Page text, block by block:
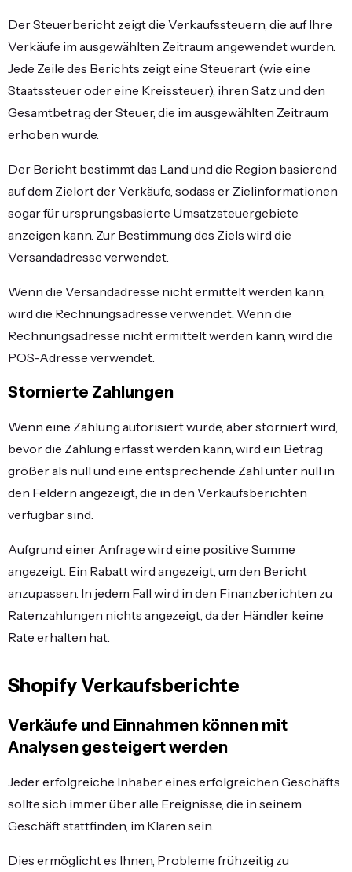
Der Steuerbericht zeigt die Verkaufssteuern, die auf Ihre
Verkäufe im ausgewählten Zeitraum angewendet wurden.
Jede Zeile des Berichts zeigt eine Steuerart (wie eine
Staatssteuer oder eine Kreissteuer), ihren Satz und den
Gesamtbetrag der Steuer, die im ausgewählten Zeitraum
erhoben wurde.
Der Bericht bestimmt das Land und die Region basierend
auf dem Zielort der Verkäufe, sodass er Zielinformationen
sogar für ursprungsbasierte Umsatzsteuergebiete
anzeigen kann. Zur Bestimmung des Ziels wird die
Versandadresse verwendet.
Wenn die Versandadresse nicht ermittelt werden kann,
wird die Rechnungsadresse verwendet. Wenn die
Rechnungsadresse nicht ermittelt werden kann, wird die
POS-Adresse verwendet.
Stornierte Zahlungen
Wenn eine Zahlung autorisiert wurde, aber storniert wird,
bevor die Zahlung erfasst werden kann, wird ein Betrag
größer als null und eine entsprechende Zahl unter null in
den Feldern angezeigt, die in den Verkaufsberichten
verfügbar sind.
Aufgrund einer Anfrage wird eine positive Summe
angezeigt. Ein Rabatt wird angezeigt, um den Bericht
anzupassen. In jedem Fall wird in den Finanzberichten zu
Ratenzahlungen nichts angezeigt, da der Händler keine
Rate erhalten hat.
Shopify Verkaufsberichte
Verkäufe und Einnahmen können mit
Analysen gesteigert werden
Jeder erfolgreiche Inhaber eines erfolgreichen Geschäfts
sollte sich immer über alle Ereignisse, die in seinem
Geschäft stattfinden, im Klaren sein.
Dies ermöglicht es Ihnen, Probleme frühzeitig zu